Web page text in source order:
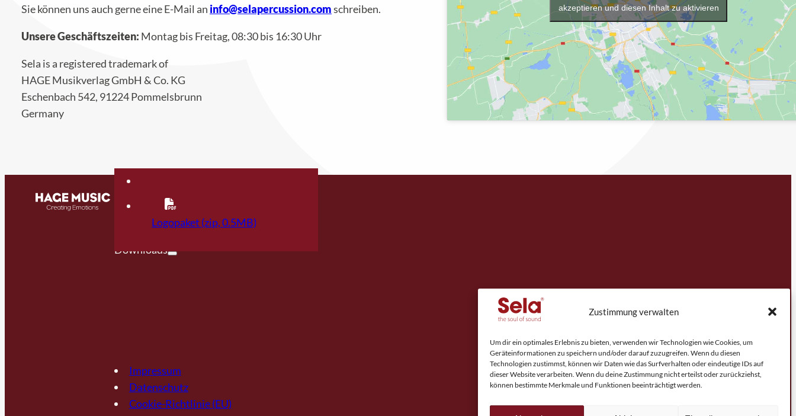
Zustimmung verwalten
Um dir ein optimales Erlebnis zu bieten, verwenden wir Technologien wie Cookies, um
Geräteinformationen zu speichern und/oder darauf zuzugreifen. Wenn du diesen
Technologien zustimmst, können wir Daten wie das Surfverhalten oder eindeutige IDs auf
dieser Website verarbeiten. Wenn du deine Zustimmung nicht erteilst oder zurückziehst,
können bestimmte Merkmale und Funktionen beeinträchtigt werden.
Sie können uns auch gerne eine E-Mail an info@selapercussion.comschreiben.
Unsere Geschäftszeiten: Montag bis Freitag, 08:30 bis 16:30 Uhr
Sela is a registered trademark of
HAGE Musikverlag GmbH & Co. KG
Eschenbach 542, 91224 Pommelsbrunn
Germany
akzeptieren und diesen Inhalt zu aktivieren
Kontakt
Downloads
Logopaket (zip, 0.5MB)
Impressum
Datenschutz
Cookie-Richtlinie (EU)